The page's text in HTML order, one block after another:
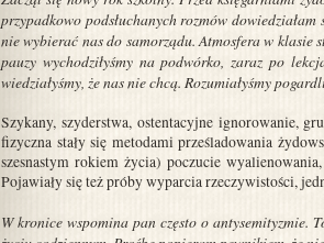
przypadkowo podsłuchanych rozmów
nie wybierać nas do samorządu. Atmosfera w klasie
pauzy wychodziłyśmy na podwórko, zaraz po
wiedziałyśmy, że nas nie chcą. Rozumiałyśmy
Szykany, szyderstwa, ostentacyjne ignorowanie,
fizyczna stały się metodami prześladowania
szesnastym rokiem życia) poczucie
Pojawiały się też próby wyparcia rzeczywistości,
W kronice wspomina pan często o antysemityzmie.